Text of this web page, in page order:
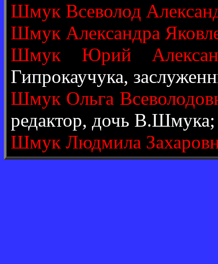
Шмук Всеволод
Шмук Александра
Шмук Юрий
Гипрокаучука,
Шмук Ольга
редактор, дочь В.Шмука;
Шмук Людмила